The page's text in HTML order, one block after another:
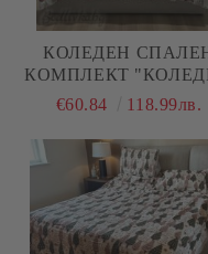
КОЛЕДЕН
КОМПЛЕКТ
КАМИОНИ С ЕЛХА",
ПАМУК/РАНФОРС,
ЧАСТИ
€60.84 118.99лв.